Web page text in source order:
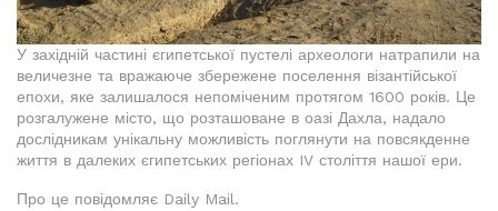
У західній частині єгипетської пустелі археологи натрапили на
величезне та вражаюче збережене поселення візантійської
епохи, яке залишалося непоміченим протягом 1600 років. Це
розгалужене місто, що розташоване в оазі Дахла, надало
дослідникам унікальну можливість поглянути на повсякденне
життя в далеких єгипетських регіонах IV століття нашої ери.
Про це повідомляє Daily Mail.